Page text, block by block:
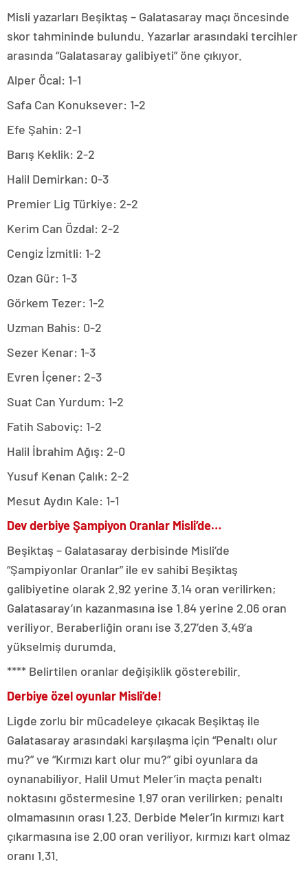
Misli yazarları Beşiktaş – Galatasaray maçı öncesinde
skor tahmininde bulundu. Yazarlar arasındaki tercihler
arasında “Galatasaray galibiyeti” öne çıkıyor.
Alper Öcal: 1-1
Safa Can Konuksever: 1-2
Efe Şahin: 2-1
Barış Keklik: 2-2
Halil Demirkan: 0-3
Premier Lig Türkiye: 2-2
Kerim Can Özdal: 2-2
Cengiz İzmitli: 1-2
Ozan Gür: 1-3
Görkem Tezer: 1-2
Uzman Bahis: 0-2
Sezer Kenar: 1-3
Evren İçener: 2-3
Suat Can Yurdum: 1-2
Fatih Saboviç: 1-2
Halil İbrahim Ağış: 2-0
Yusuf Kenan Çalık: 2-2
Mesut Aydın Kale: 1-1
Dev derbiye Şampiyon Oranlar Misli’de…
Beşiktaş – Galatasaray derbisinde Misli’de
“Şampiyonlar Oranlar” ile ev sahibi Beşiktaş
galibiyetine olarak 2.92 yerine 3.14 oran verilirken;
Galatasaray’ın kazanmasına ise 1.84 yerine 2.06 oran
veriliyor. Beraberliğin oranı ise 3.27’den 3.49’a
yükselmiş durumda.
**** Belirtilen oranlar değişiklik gösterebilir.
Derbiye özel oyunlar Misli’de!
Ligde zorlu bir mücadeleye çıkacak Beşiktaş ile
Galatasaray arasındaki karşılaşma için “Penaltı olur
mu?” ve “Kırmızı kart olur mu?” gibi oyunlara da
oynanabiliyor. Halil Umut Meler’in maçta penaltı
noktasını göstermesine 1.97 oran verilirken; penaltı
olmamasının orası 1.23. Derbide Meler’in kırmızı kart
çıkarmasına ise 2.00 oran veriliyor, kırmızı kart olmaz
oranı 1.31.